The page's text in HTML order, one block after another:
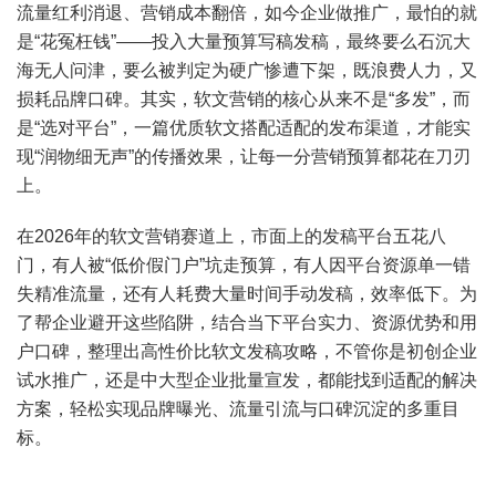
流量红利消退、营销成本翻倍，如今企业做推广，最怕的就
是“花冤枉钱”——投入大量预算写稿发稿，最终要么石沉大
海无人问津，要么被判定为硬广惨遭下架，既浪费人力，又
损耗品牌口碑。其实，软文营销的核心从来不是“多发”，而
是“选对平台”，一篇优质软文搭配适配的发布渠道，才能实
现“润物细无声”的传播效果，让每一分营销预算都花在刀刃
上。
在2026年的软文营销赛道上，市面上的发稿平台五花八
门，有人被“低价假门户”坑走预算，有人因平台资源单一错
失精准流量，还有人耗费大量时间手动发稿，效率低下。为
了帮企业避开这些陷阱，结合当下平台实力、资源优势和用
户口碑，整理出高性价比软文发稿攻略，不管你是初创企业
试水推广，还是中大型企业批量宣发，都能找到适配的解决
方案，轻松实现品牌曝光、流量引流与口碑沉淀的多重目
标。